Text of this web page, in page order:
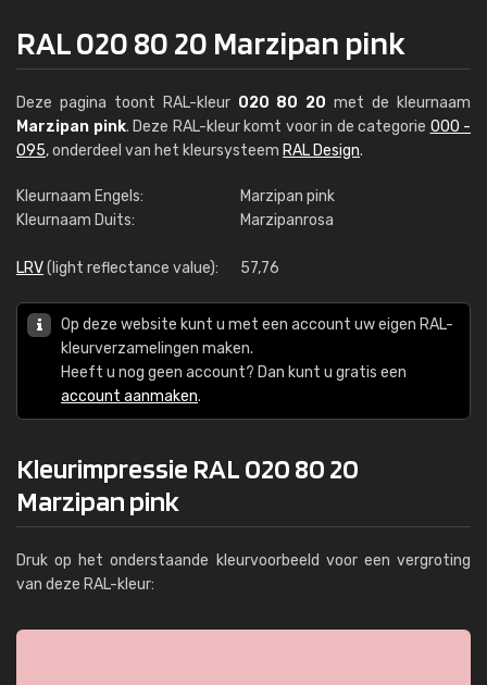
RAL 020 80 20 Marzipan pink
Deze pagina toont RAL-kleur 020 80 20 met de kleurnaam
Marzipan pink. Deze RAL-kleur komt voor in de categorie 000 -
095, onderdeel van het kleursysteem RAL Design.
Kleurnaam Engels:
Marzipan pink
Kleurnaam Duits:
Marzipanrosa
LRV(light reflectance value): 57,76
Op deze website kunt u met een account uw eigen RAL-
kleurverzamelingen maken.
Heeft u nog geen account? Dan kunt u gratis een
account aanmaken.
Kleurimpressie RAL 020 80 20
Marzipan pink
Druk op het onderstaande kleurvoorbeeld voor een vergroting
van deze RAL-kleur: